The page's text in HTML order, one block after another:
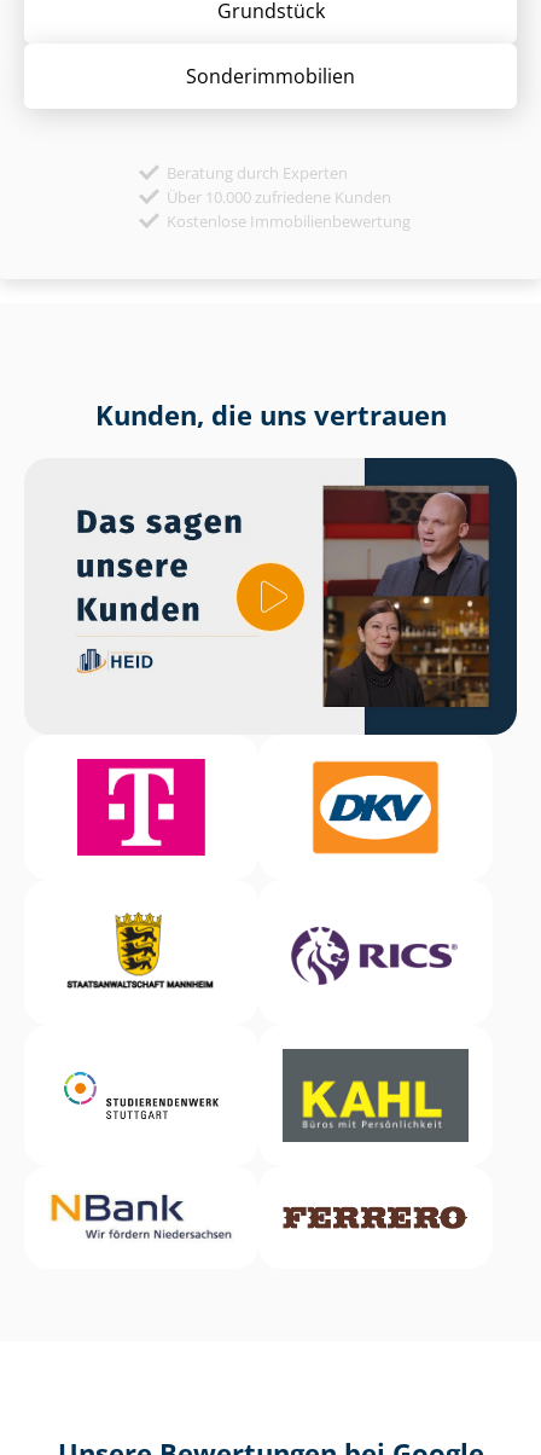
Grund­stück
Sonder­immobilien
Beratung durch Experten
Über 10.000 zufriedene Kunden
Kostenlose Immobilienbewertung
Kunden, die uns vertrauen